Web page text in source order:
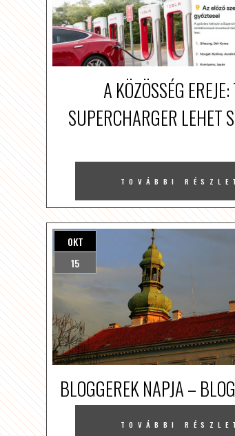
A KÖZÖSSÉG
SUPERCHARGER LEHET
TOVÁBBI
OKT
15
BLOGGEREK NAPJA –
TOVÁBBI